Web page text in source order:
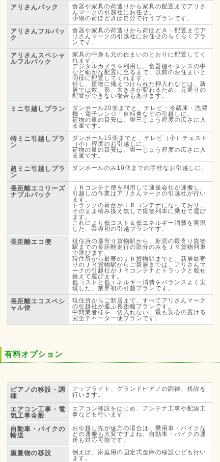
アリさんパック
食器や家具の荷造りから家具の配置までアリさ
んマークの引越社にお任せ。
小物の荷ほどきは自分で行うプランです。
アリさんフルパッ
ク
食器や家具の荷造りから荷ほどき・配置までア
リさんマークの引越社にお任せのらくらくプラ
ンです。
アリさんスペシャ
ルフルパック
家具の中身も元の住まいのとおりに配置してく
れます。
デジタルカメラを利用し、食器棚やタンスの中
など細かな配置に至るまで、以前のお住まいと
同様に配置してくれます。
但し、建物に備えつけられた押入れなどは、新
居では数、形、大きさが変わるため、元通りの
配置ができない場合もあります。
ミニ引越しプラン
ダンボール20個までと、テレビ・冷蔵庫・洗濯
機・電子レンジ・自転車などの引越しに。
荷物の量の目安は、畳三じょう程度の広さに入
る量です。
特ミニ引越しプラ
ン
ダンボール15個までと、テレビ（小）チェスト
（小）程度のお引越しに。
荷物の量の目安は、畳一じょう程度の広さに入
る量です。
超ミニ引越しプラ
ン
ダンボールのみ10個までの手軽なお引越しに。
長距離エコリーズ
ナブルパック
ＪＲコンテナ便を利用して運送会社が運搬し、
引越しの作業はアリさんマークの引越社が行い
ます。
トラックの荷台がＪＲコンテナになっており、
そのまま積み換え無しで貨物列車に乗せて運び
ます。
これにより低コスト＆低エネルギー消費を実現
した、業界初の引越プランです。
長距離エコ便
現住所の最寄り貨物駅から、新居の最寄り貨物
駅までの長距離走行の部分のみをＪＲ貨物列車
で運びます。
現住所から最寄のＪＲ貨物駅までと、新居最寄
りのＪＲ貨物駅からご新居までは、アリさんマ
ークの引越社がＪＲコンテナとトラックと載せ
換えて運びます。
低コストと低エネルギー消費をバランスよく実
現した、業界初の引越プランです。
長距離エコスペシ
ャル便
現住所からご新居まで、すべてアリさんマーク
の引越社が運ぶ長距離プランです。
中間業者様を一切入れない、最も安心の置ける
完全チャーター便プランです。
有料オプション
ピアノの移設・調
律
アップライト、グランドピアノの調律、移設を
行います。
エアコン工事・電
気工事全般
エアコン移設をはじめ、アンテナ工事や配線工
事なども行います。
自動車・バイクの
輸送
お引越し先が遠方の場合は、乗用車・バイクな
どの運搬も大変ですよね。自動車・バイクの運
送も対応可能です。
重量物の移設
例えば、家庭用の固定式金庫の移設なども行い
ます。